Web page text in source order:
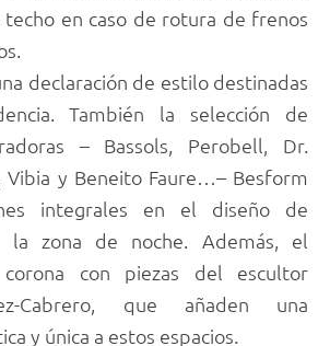
en caso de rotura de frenos
declaración de estilo destinadas
También la selección de
– Bassols, Perobell, Dr.
Vibia y Beneito Faure…– Besform
integrales en el diseño de
la zona de noche. Además, el
con piezas del escultor
Cabrero, que añaden una
y única a estos espacios.